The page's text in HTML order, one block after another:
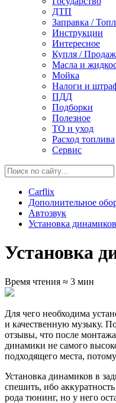
ДТП
Заправка /
Инструкции
Интересное
Купля /
Масла и
Мойка
Налоги и
ПДД
Подборки
Полезное
ТО и уход
Расход топлива
Сервис
Carflix
Дополнительное
Автозвук
Установка
Установка
Время чтения ≈ 3 мин
Для чего необходима
и качественную музыку.
отзывы, что после
динамики не самого
подходящего места,
Установка динамиков в
спешить, ибо
рода тюнинг, но у него